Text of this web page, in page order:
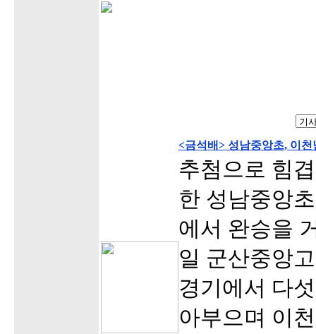
<금석배> 성남중앙초, 이
추첨으로 힘
한 성남중앙
에서 완승을
일 군산중앙
경기에서 다
아부으며 이